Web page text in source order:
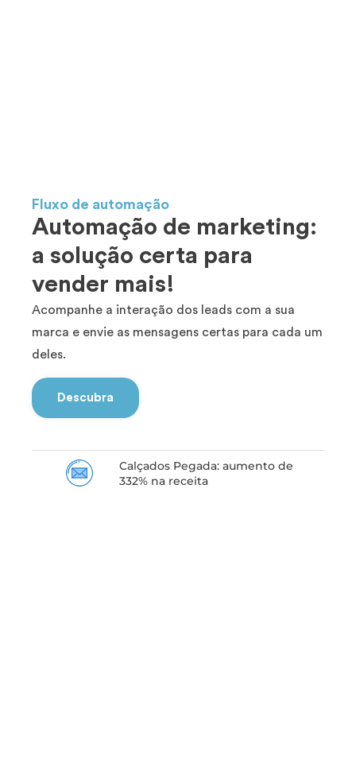
Fluxo de automação
Automação de marketing:
a solução certa para
vender mais!
Acompanhe a interação dos leads com a sua
marca e envie as mensagens certas para cada um
deles.
Descubra
Calçados Pegada: aumento de
332% na receita